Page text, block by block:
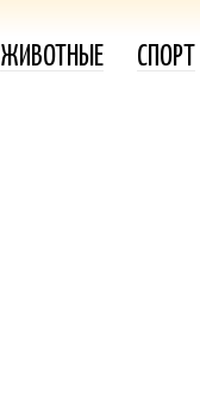
ЖИВОТНЫЕ СПОРТ